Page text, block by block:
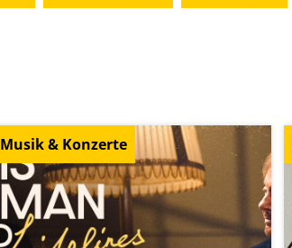
Musik & Konzerte